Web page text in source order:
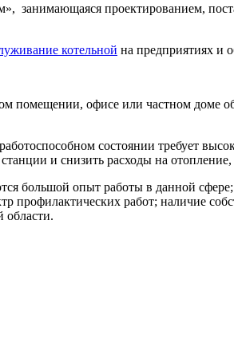
занимающаяся проектированием,
котельной на предприятиях и
помещении, офисе или частном доме
состоянии требует
и снизить расходы на
большой опыт работы в данной
профилактических работ; наличие
области.